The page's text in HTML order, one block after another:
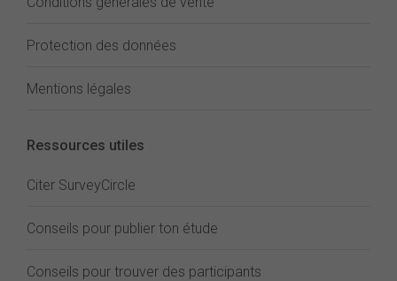
Protection des données
Mentions légales
Ressources utiles
Citer SurveyCircle
Conseils pour publier ton étude
Conseils pour trouver des participants